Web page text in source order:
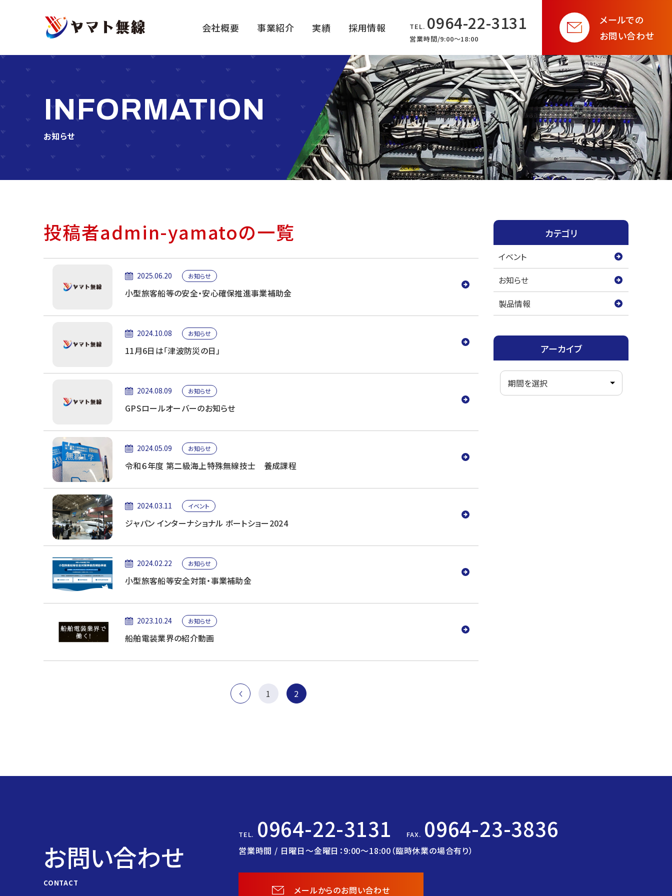
船
舶
無
機
器
等
売・
守
理
ト
会社概要 事業紹介 実績 採用情報 TEL. 0964-22-3131
営業時間/9:00〜18:00
メールでの
お問い合わせ
お知らせ
INFORMATION
投稿者admin-yamatoの一覧
2025.06.20 お知らせ
小型旅客船等の安全・安心確保推進事業補助金
2024.10.08 お知らせ
11月6日は「津波防災の日」
2024.08.09 お知らせ
GPSロールオーバーのお知らせ
2024.05.09 お知らせ
令和６年度 第二級海上特殊無線技士 養成課程
2024.03.11 イベント
ジャパン インターナショナル ボートショー2024
2024.02.22 お知らせ
小型旅客船等安全対策・事業補助金
2023.10.24 お知らせ
船舶電装業界の紹介動画
ー
1 2
カテゴリ
イベント
お知らせ
製品情報
アーカイブ
お問い合わせ
CONTACT
TEL. 0964-22-3131 FAX. 0964-23-3836
営業時間 / 日曜日〜金曜日：9:00〜18:00 （臨時休業の場合有り）
メールからのお問い合わせ